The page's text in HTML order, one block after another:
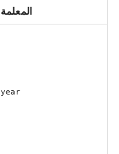
المعلمة
year